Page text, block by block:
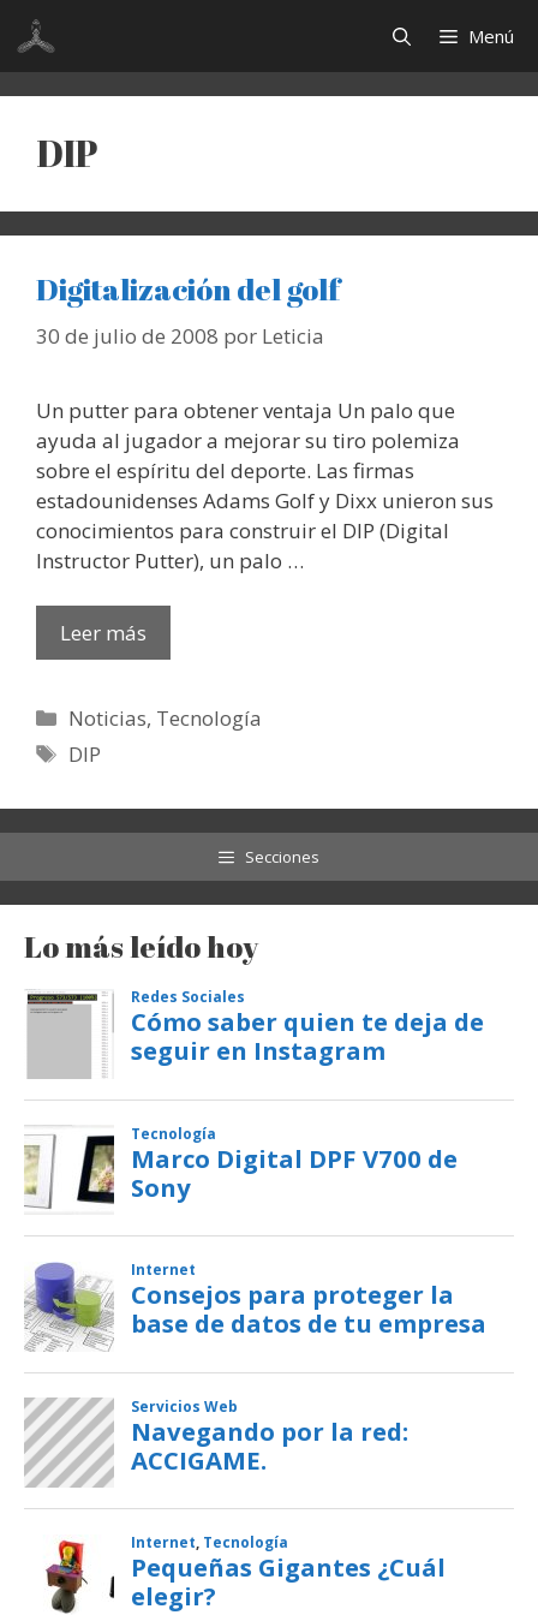
Saltar
contenido
Menú
DIP
Digitalización del golf
30 de julio de 2008 por Leticia
Un putter para obtener ventaja Un palo que
ayuda al jugador a mejorar su tiro polemiza
sobre el espíritu del deporte. Las firmas
estadounidenses Adams Golf y Dixx unieron sus
conocimientos para construir el DIP (Digital
Instructor Putter), un palo …
Leer más
Categorías
Noticias, Tecnología
Etiquetas
DIP
Secciones
Lo más leído hoy